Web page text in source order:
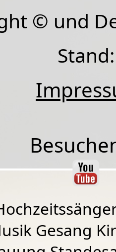
© und
Gesang